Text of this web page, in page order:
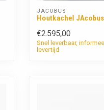
JACOBUS
Houtkachel
€2.595,00
Snel leverbaar,
levertijd